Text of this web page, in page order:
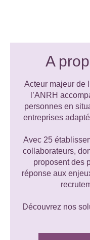
A
Acteur majeur de
l’ANRH
personnes en
entreprises
Avec 25
collaborateurs,
proposent des
réponse aux
Découvrez nos